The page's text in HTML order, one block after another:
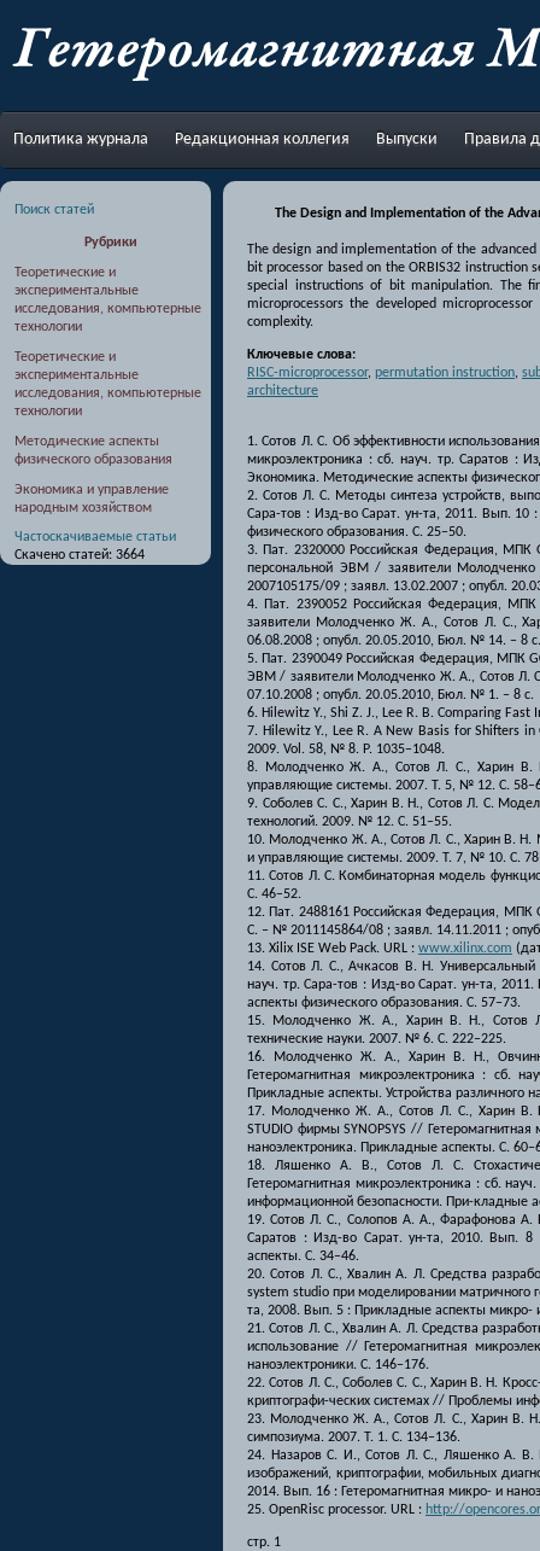
Политика журнала Редакционная коллегия Выпуски Правила
Поиск статей
Рубрики
Теоретические и
экспериментальные
исследования, компьютерные
технологии
Теоретические и
экспериментальные
исследования, компьютерные
технологии
Методические аспекты
физического образования
Экономика и управление
народным хозяйством
Частоскачиваемые статьи
Скачено статей: 3664
The Design and Implementation of the
The design and implementation of the
bit processor based on the ORBIS32
special instructions of bit manipulation. The
microprocessors the developed
complexity.
Ключевые слова:
RISC-microprocessor, permutation instruction,
architecture
1. Сотов Л. С. Об эффективности
микроэлектроника : сб. науч. тр. Саратов :
Экономика. Методические аспекты
2. Сотов Л. С. Методы синтеза устройств,
Сара-тов : Изд-во Сарат. ун-та, 2011. Вып. 10
физического образования. С. 25–50.
3. Пат. 2320000 Российская Федерация, МПК
персональной ЭВМ / заявители
2007105175/09 ; заявл. 13.02.2007 ; опубл.
4. Пат. 2390052 Российская Федерация,
заявители Молодченко Ж. А., Сотов Л. С.,
06.08.2008 ; опубл. 20.05.2010, Бюл. № 14. – 8 с.
5. Пат. 2390049 Российская Федерация, МПК
ЭВМ / заявители Молодченко Ж. А., Сотов Л.
07.10.2008 ; опубл. 20.05.2010, Бюл. № 1. – 8 с.
6. Hilewitz Y., Shi Z. J., Lee R. B. Comparing
7. Hilewitz Y., Lee R. A New Basis for Shifters
2009. Vol. 58, № 8. Р. 1035–1048.
8. Молодченко Ж. А., Сотов Л. С., Харин В.
управляющие системы. 2007. Т. 5, № 12. С.
9. Соболев С. С., Харин В. Н., Сотов Л. С.
технологий. 2009. № 12. С. 51–55.
10. Молодченко Ж. А., Сотов Л. С., Харин В. Н.
и управляющие системы. 2009. Т. 7, № 10. С.
11. Сотов Л. С. Комбинаторная модель
С. 46–52.
12. Пат. 2488161 Российская Федерация, МПК
С. – № 2011145864/08 ; заявл. 14.11.2011 ;
13. Xilix ISE Web Pack. URL : www.xilinx.com
14. Сотов Л. С., Ачкасов В. Н.
науч. тр. Сара-тов : Изд-во Сарат. ун-та,
аспекты физического образования. С. 57–73.
15. Молодченко Ж. А., Харин В. Н., Сотов Л.
технические науки. 2007. № 6. С. 222–225.
16. Молодченко Ж. А., Харин В. Н.,
Гетеромагнитная микроэлектроника : сб.
Прикладные аспекты. Устройства различного
17. Молодченко Ж. А., Сотов Л. С., Харин В. Н.
STUDIO фирмы SYNOPSYS //
наноэлектроника. Прикладные аспекты. С.
18. Ляшенко А. В., Сотов Л. С.
Гетеромагнитная микроэлектроника : сб.
информационной безопасности. При-кладные
19. Сотов Л. С., Солопов А. А., Фарафонова А.
Саратов : Изд-во Сарат. ун-та, 2010. Вып. 8
аспекты. С. 34–46.
20. Сотов Л. С., Хвалин А. Л. Средства
system studio при моделировании матричного
та, 2008. Вып. 5 : Прикладные аспекты микро-
21. Сотов Л. С., Хвалин А. Л. Средства
использование // Гетеромагнитная
наноэлектроники. С. 146–176.
22. Сотов Л. С., Соболев С. С., Харин В. Н.
криптографи-ческих системах // Проблемы
23. Молодченко Ж. А., Сотов Л. С., Харин В. Н.
симпозиума. 2007. Т. 1. С. 134–136.
24. Назаров С. И., Сотов Л. С., Ляшенко А. В.
изображений, криптографии, мобильных
2014. Вып. 16 : Гетеромагнитная микро- и
25. OpenRisc processor. URL : http://
стр. 1